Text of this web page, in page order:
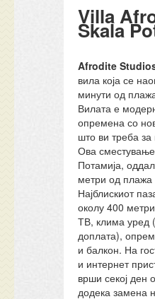
Villa
Skala
Afrodite
вила која се
минути од
Вилата е
опремена со
што ви треба за
Ова
Потамија,
метри од плажа
Најблискиот
околу 400
ТВ, клима уред
доплата),
и балкон. На
и интернет
врши секој ден
додека замена